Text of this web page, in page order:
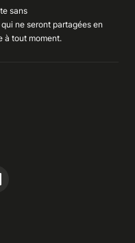
sans
ne seront partagées en
à tout moment.